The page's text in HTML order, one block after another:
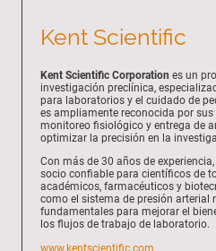
Kent Scientific
Kent Scientific Corporation es un
investigación preclínica,
para laboratorios y el cuidado de
es ampliamente reconocida por
monitoreo fisiológico y entrega de
optimizar la precisión en la
Con más de 30 años de
socio confiable para científicos de
académicos, farmacéuticos y
como el sistema de presión arterial
fundamentales para mejorar el
los flujos de trabajo de laboratorio.
www.kentscientific.com